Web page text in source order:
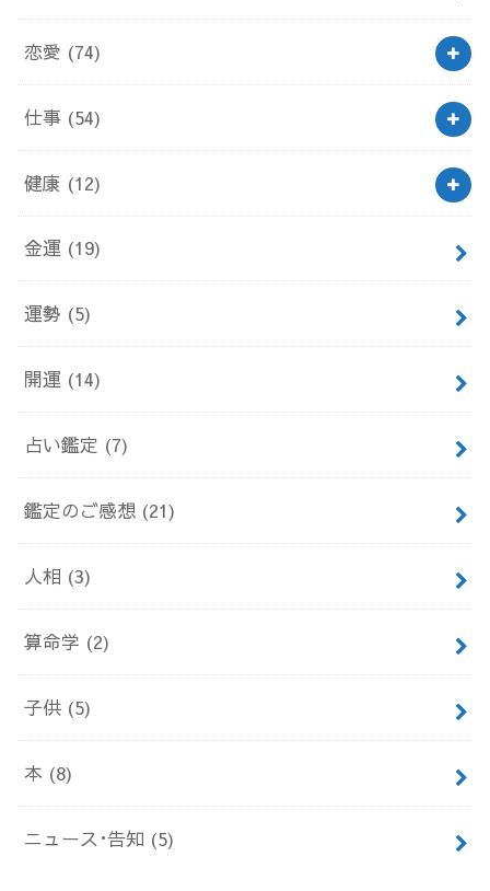
恋愛 (74)
仕事 (54)
健康 (12)
金運 (19)
運勢 (5)
開運 (14)
占い鑑定 (7)
鑑定のご感想 (21)
人相 (3)
算命学 (2)
子供 (5)
本 (8)
ニュース･告知 (5)